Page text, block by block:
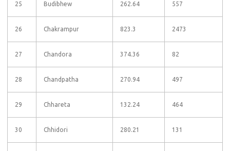
25 Budibhew 262.64 557
26 Chakrampur 823.3 2473
27 Chandora 374.36 82
28 Chandpatha 270.94 497
29 Chhareta 132.24 464
30 Chhidori 280.21 131